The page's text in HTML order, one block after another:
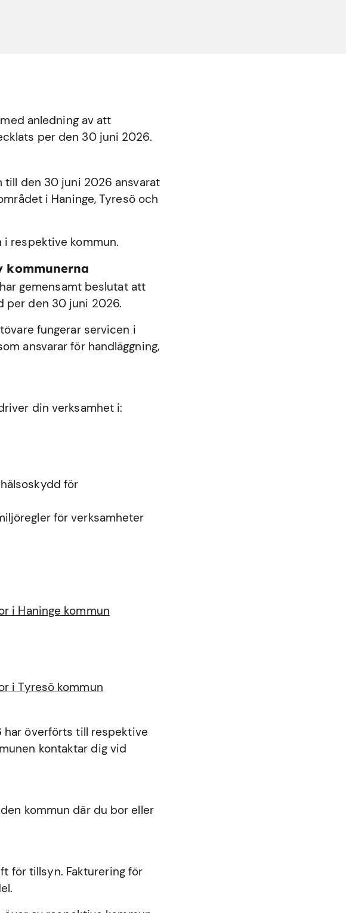
anledning av att
per den 30 juni 2026.
den 30 juni 2026 ansvarat
i Haninge,Tyresöoch
i respektive kommun.
kommunerna
gemensamt beslutat att
per den 30 juni 2026.
fungerar servicen i
ansvarar för handläggning,
din verksamhet i:
för
för verksamheter
i Haninge kommun
i Tyresö kommun
överförts till respektive
kontaktar dig vid
kommun där du bor eller
för tillsyn. Fakturering för